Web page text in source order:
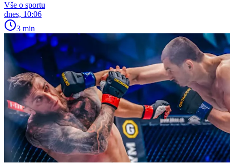
Vše o sportu
dnes, 10:06
3 min